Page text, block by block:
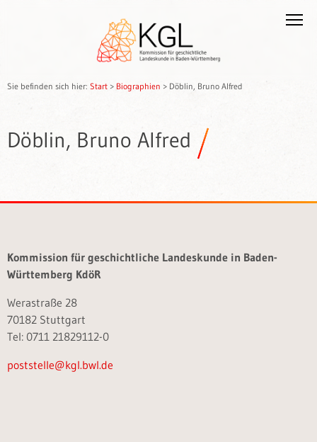
Sie befinden sich hier: Start > Biographien > Döblin, Bruno Alfred
Döblin, Bruno Alfred
Kommission für geschichtliche Landeskunde in Baden-
Württemberg KdöR
Werastraße 28
70182 Stuttgart
Tel: 0711 21829112-0
poststelle@kgl.bwl.de